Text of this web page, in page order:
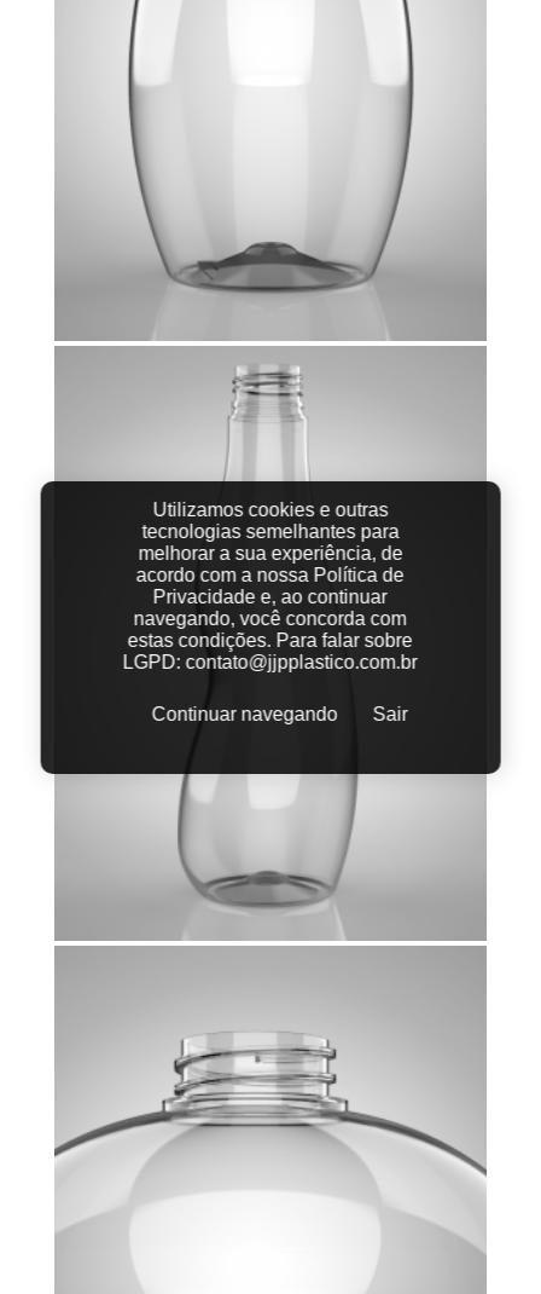
Utilizamos cookies e outras
tecnologias semelhantes para
melhorar a sua experiência, de
acordo com a nossa Política de
Privacidade e, ao continuar
navegando, você concorda com
estas condições. Para falar sobre
LGPD:contato@jjpplastico.com.br
Continuar navegando Sair